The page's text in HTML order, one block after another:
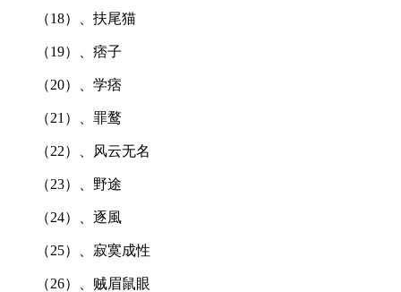
（18）、扶尾猫
（19）、痞子
（20）、学痞
（21）、罪鹜
（22）、风云无名
（23）、野途
（24）、逐風
（25）、寂寞成性
（26）、贼眉鼠眼